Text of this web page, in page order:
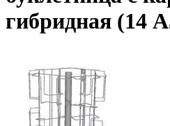
гибридная (14